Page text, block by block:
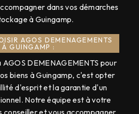
dans vos démarches
à Guingamp.
AGOS DEMENAGEMENTS
À GUINGAMP :
DEMENAGEMENTS pour
biens à Guingamp, c'est opter
d'esprit et la garantie d'un
Notre équipe est à votre
conseiller et vous accompagner